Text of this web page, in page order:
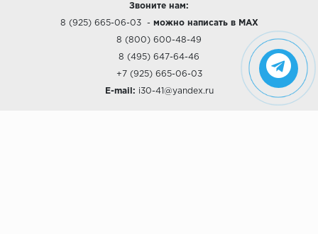
Звоните нам:
8 (925) 665-06-03- можно написать в MAX
8 (800) 600-48-49
8 (495) 647-64-46
+7 (925) 665-06-03
E-mail: i30-41@yandex.ru